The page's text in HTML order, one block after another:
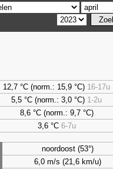
12,7 °C (norm.: 15,9 °C) 16-17u
5,5 °C (norm.: 3,0 °C) 1-2u
8,6°C (norm.: 9,7 °C)
3,6°C 6-7u
noordoost (53°)
6,0 m/s (21,6 km/u)